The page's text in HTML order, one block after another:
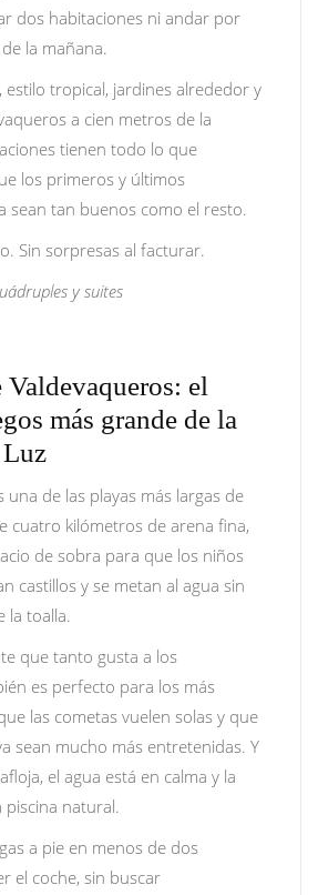
dos habitaciones ni andar por
la mañana.
estilo tropical, jardines alrededor y
a cien metros de la
tienen todo lo que
los primeros y últimos
sean tan buenos como el resto.
Sin sorpresas al facturar.
y suites
el
más grande de la
Luz
una de las playas más largas de
cuatro kilómetros de arena fina,
de sobra para que los niños
castillos y se metan al agua sin
la toalla.
que tanto gusta a los
es perfecto para los más
las cometas vuelen solas y que
sean mucho más entretenidas. Y
el agua está en calma y la
piscina natural.
a pie en menos de dos
el coche, sin buscar